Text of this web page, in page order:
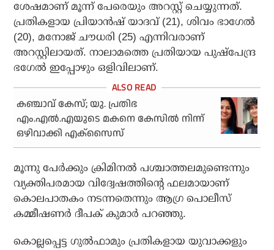
ശേഷമാണ് മൂന്ന് പേരെയും അറസ്റ്റ് ചെയ്യുന്നത്.
പ്രതികളായ പ്രിയാന്‍ഷ് യാദവ് (21), ശിവം ഭാഗേല്‍
(20), മനോജ് ചൗധരി (25) എന്നിവരാണ്
അറസ്റ്റിലായത്. നാലാമത്തെ പ്രതിയായ പുഷ്പേന്ദ്ര
ഭഗേല്‍ ഇപ്പോഴും ഒളിവിലാണ്.
കഞ്ചാവ് കേസ്; യു. പ്രതിഭ
എം.എൽ.എയുടെ മകനെ കേസിൽ നിന്ന്
ഒഴിവാക്കി എക്സൈസ്
മൂന്നു പേര്‍ക്കും ക്രിമിനല്‍ പശ്ചാത്തലമുണ്ടെന്നും
വ്യക്തിപരമായ വിദ്വേഷത്തിന്റെ ഫലമായാണ്
കൊലപാതകം നടന്നതെന്നും ആഗ്ര പൊലീസ്
കമ്മീഷണര്‍ ദീപക് കുമാര്‍ പറഞ്ഞു.
കൊല്ലപ്പെട്ട ഗുല്‍ഫാമും പ്രതികളായ യുവാക്കളും